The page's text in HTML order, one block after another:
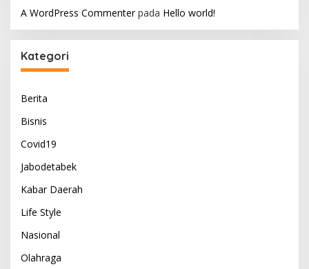
A WordPress Commenterpada Hello world!
Kategori
Berita
Bisnis
Covid19
Jabodetabek
Kabar Daerah
Life Style
Nasional
Olahraga